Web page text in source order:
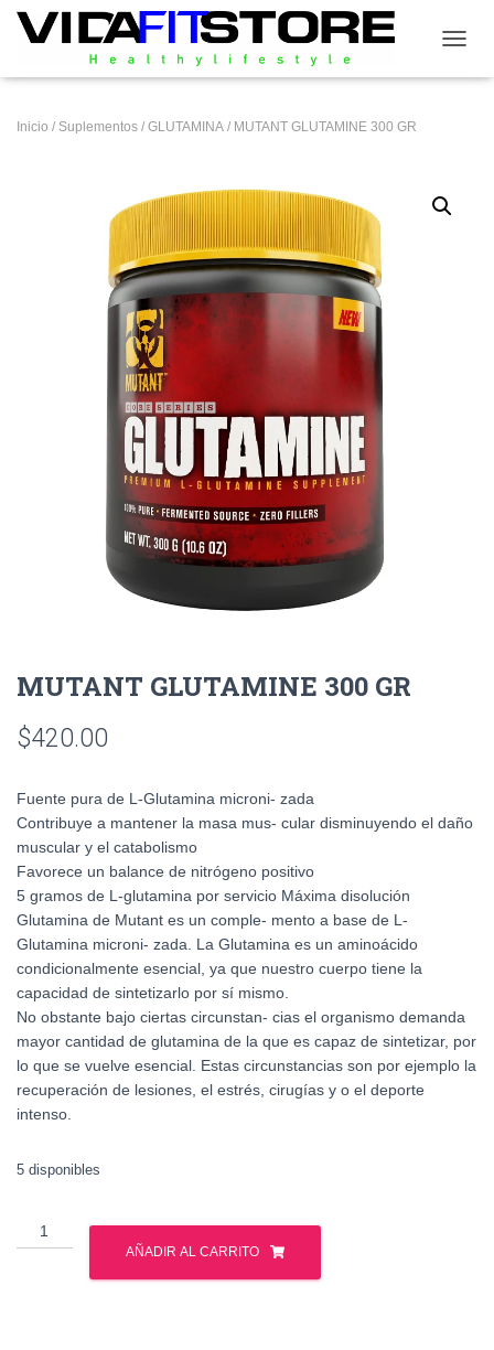
Inicio / Suplementos / GLUTAMINA / MUTANT GLUTAMINE 300 GR
MUTANT GLUTAMINE 300 GR
$420.00
Fuente pura de L-Glutamina microni- zada
Contribuye a mantener la masa mus- cular disminuyendo el daño
muscular y el catabolismo
Favorece un balance de nitrógeno positivo
5 gramos de L-glutamina por servicio Máxima disolución
Glutamina de Mutant es un comple- mento a base de L-
Glutamina microni- zada. La Glutamina es un aminoácido
condicionalmente esencial, ya que nuestro cuerpo tiene la
capacidad de sintetizarlo por sí mismo.
No obstante bajo ciertas circunstan- cias el organismo demanda
mayor cantidad de glutamina de la que es capaz de sintetizar, por
lo que se vuelve esencial. Estas circunstancias son por ejemplo la
recuperación de lesiones, el estrés, cirugías y o el deporte
intenso.
5 disponibles
MUTANT
GLUTAMINE
AÑADIR AL CARRITO